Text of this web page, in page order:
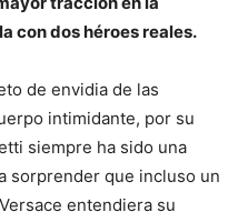
con dos héroes reales.
de envidia de las
intimidante, por su
siempre ha sido una
sorprender que incluso un
entendiera su